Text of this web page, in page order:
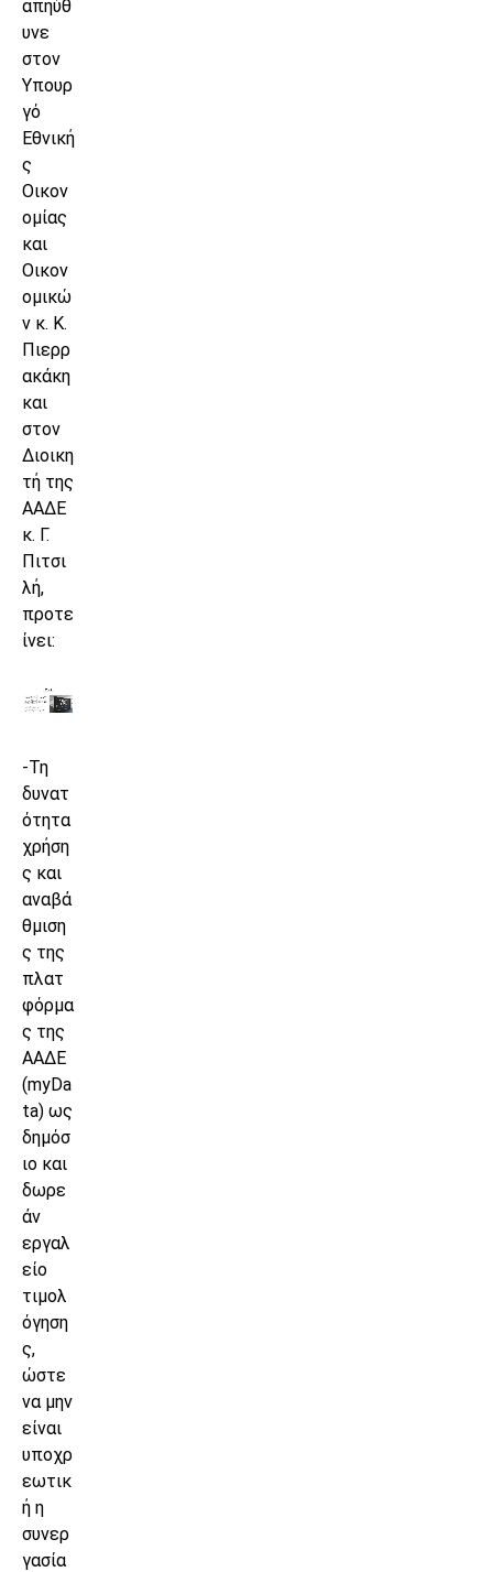
απηύθ
υνε
στον
Υπουρ
γό
Εθνική
ς
Οικον
ομίας
και
Οικον
ομικώ
ν κ. Κ.
Πιερρ
ακάκη
και
στον
Διοικη
τή της
ΑΑΔΕ
κ. Γ.
Πιτσι
λή,
προτε
ίνει:
-Τη
δυνατ
ότητα
χρήση
ς και
αναβά
θμιση
ς της
πλατ
φόρμα
ς της
ΑΑΔΕ
(myDa
ta) ως
δημόσ
ιο και
δωρε
άν
εργαλ
είο
τιμολ
όγηση
ς,
ώστε
να μην
είναι
υποχρ
εωτικ
ή η
συνερ
γασία